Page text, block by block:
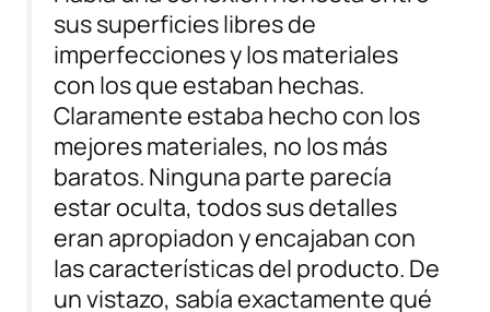
sus superficies libres de
imperfecciones y los materiales
con los que estaban hechas.
Claramente estaba hecho con los
mejores materiales, no los más
baratos. Ninguna parte parecía
estar oculta, todos sus detalles
eran apropiadon y encajaban con
las características del producto. De
un vistazo, sabía exactamente qué